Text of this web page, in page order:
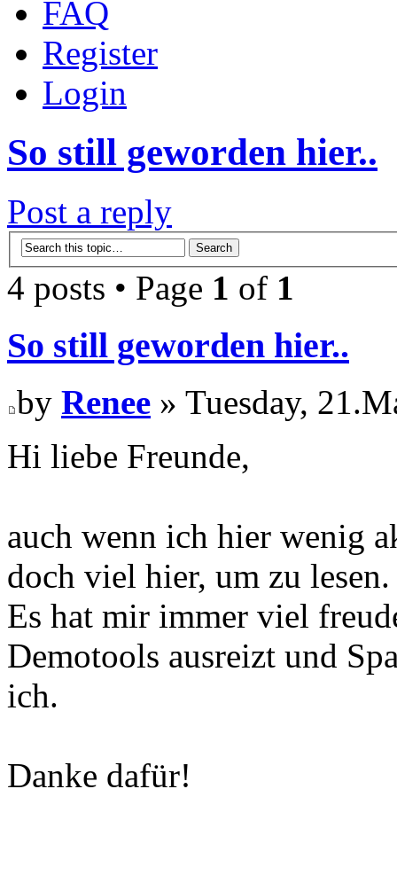
FAQ
Register
Login
So still geworden hier..
Post a reply
4 posts • Page 1 of 1
So still geworden hier..
by Renee » Tuesday,
Hi liebe Freunde,
auch wenn ich hier wenig
doch viel hier, um zu lesen.
Es hat mir immer viel
Demotools ausreizt und
ich.
Danke dafür!